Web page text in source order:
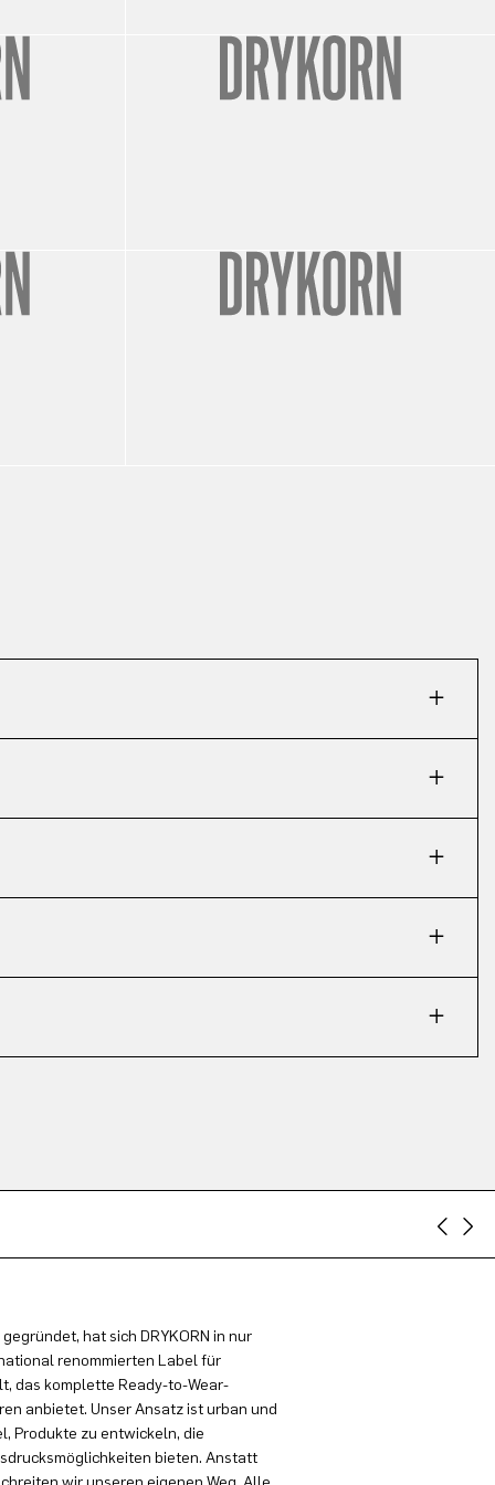
hat sich DRYKORN in nur
renommierten Label für
das komplette Ready-to-Wear-
anbietet. Unser Ansatz ist urban und
Produkte zu entwickeln, die
bieten. Anstatt